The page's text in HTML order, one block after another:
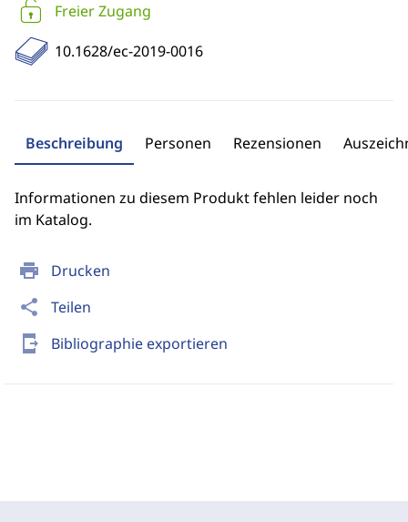
print Drucken
share Teilen
send_to_mobile Bibliographie exportieren
Freier Zugang
10.1628/ec-2019-0016
Beschreibung Personen Rezensionen
Informationen zu diesem Produkt fehlen leider noch
im Katalog.